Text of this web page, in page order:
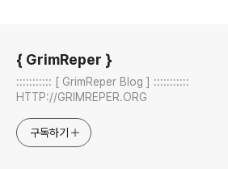
{ GrimReper }
::::::::::: [ GrimReper Blog ] :::::::::::
HTTP://GRIMREPER.ORG
구독하기